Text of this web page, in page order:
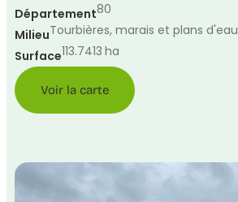
Département80
MilieuTourbières, marais et plans d'eau
Surface113.7413 ha
Voir la carte